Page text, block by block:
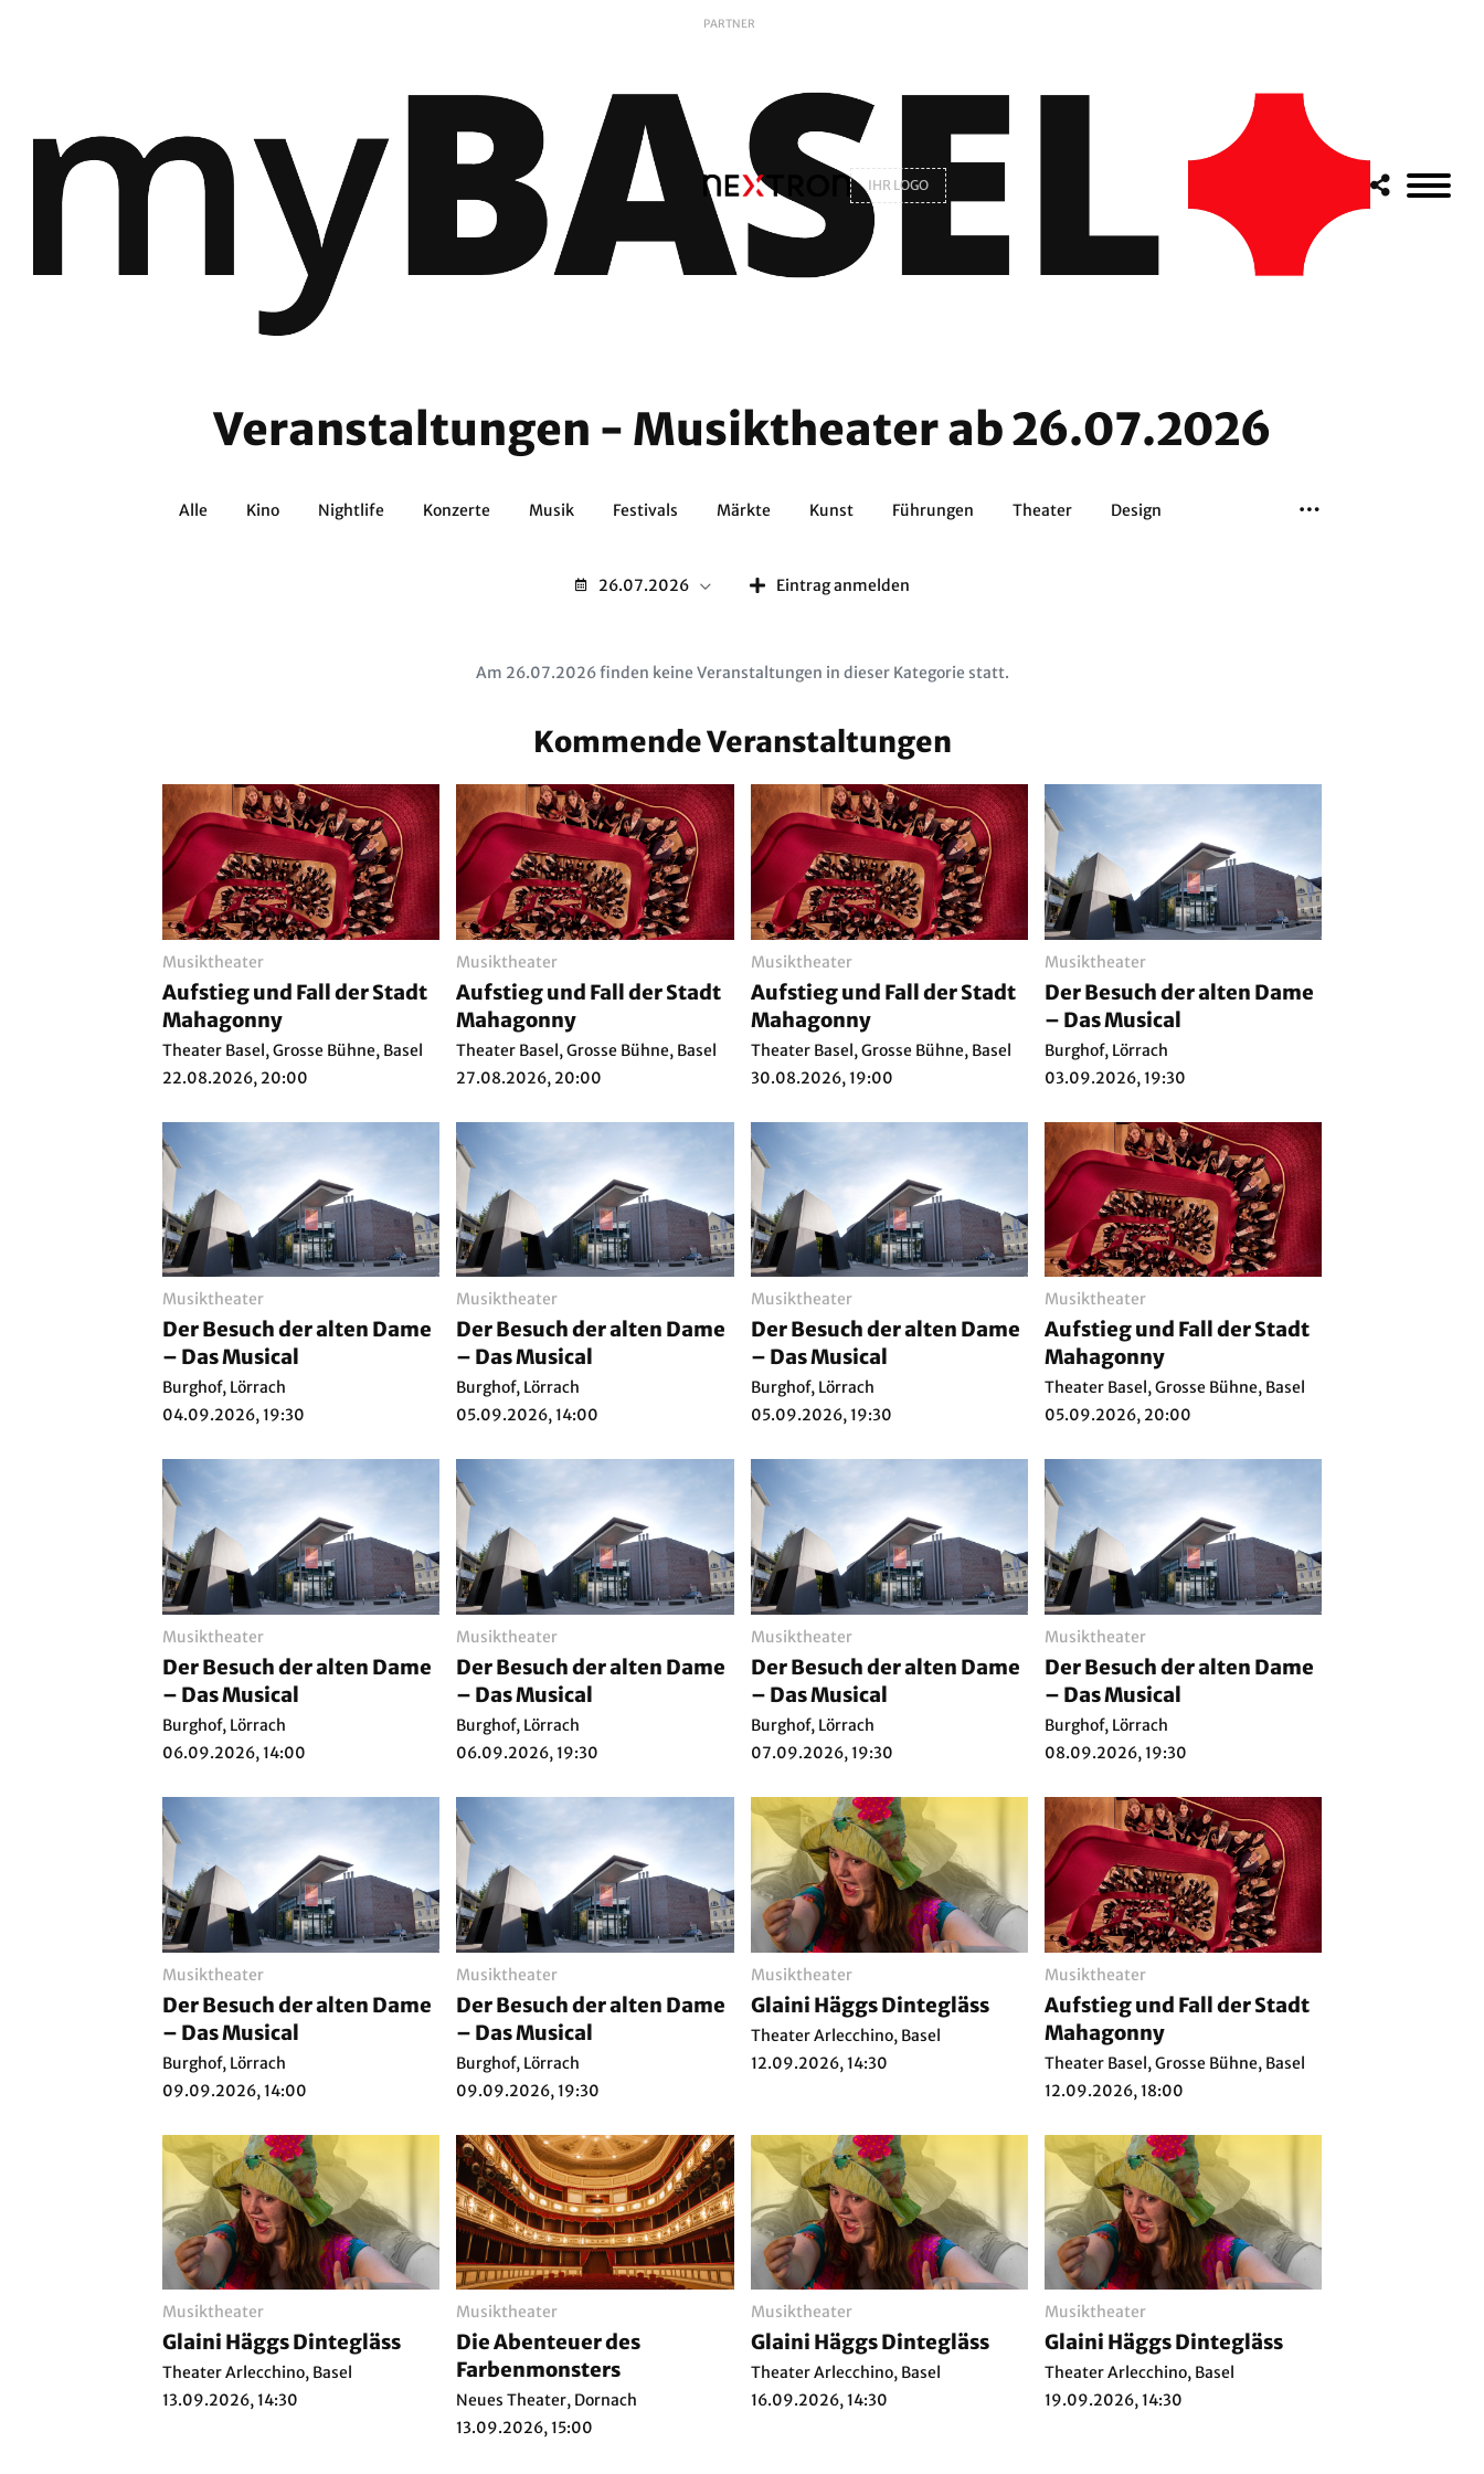
PARTNER
IHR LOGO
Veranstaltungen - Musiktheater ab 26.07.2026
Alle Kino Nightlife Konzerte Musik Festivals Märkte Kunst Führungen Theater Design
26.07.2026 Eintrag anmelden
Am 26.07.2026 finden keine Veranstaltungen in dieser Kategorie statt.
Kommende Veranstaltungen
Musiktheater
Aufstieg und Fall der Stadt
Mahagonny
Theater Basel, Grosse Bühne, Basel
22.08.2026, 20:00
Musiktheater
Aufstieg und Fall der Stadt
Mahagonny
Theater Basel, Grosse Bühne, Basel
27.08.2026, 20:00
Musiktheater
Aufstieg und Fall der Stadt
Mahagonny
Theater Basel, Grosse Bühne, Basel
30.08.2026, 19:00
Musiktheater
Der Besuch der alten Dame
– Das Musical
Burghof, Lörrach
03.09.2026, 19:30
Musiktheater
Der Besuch der alten Dame
– Das Musical
Burghof, Lörrach
04.09.2026, 19:30
Musiktheater
Der Besuch der alten Dame
– Das Musical
Burghof, Lörrach
05.09.2026, 14:00
Musiktheater
Der Besuch der alten Dame
– Das Musical
Burghof, Lörrach
05.09.2026, 19:30
Musiktheater
Aufstieg und Fall der Stadt
Mahagonny
Theater Basel, Grosse Bühne, Basel
05.09.2026, 20:00
Musiktheater
Der Besuch der alten Dame
– Das Musical
Burghof, Lörrach
06.09.2026, 14:00
Musiktheater
Der Besuch der alten Dame
– Das Musical
Burghof, Lörrach
06.09.2026, 19:30
Musiktheater
Der Besuch der alten Dame
– Das Musical
Burghof, Lörrach
07.09.2026, 19:30
Musiktheater
Der Besuch der alten Dame
– Das Musical
Burghof, Lörrach
08.09.2026, 19:30
Musiktheater
Der Besuch der alten Dame
– Das Musical
Burghof, Lörrach
09.09.2026, 14:00
Musiktheater
Der Besuch der alten Dame
– Das Musical
Burghof, Lörrach
09.09.2026, 19:30
Musiktheater
Glaini Häggs Dintegläss
Theater Arlecchino, Basel
12.09.2026, 14:30
Musiktheater
Aufstieg und Fall der Stadt
Mahagonny
Theater Basel, Grosse Bühne, Basel
12.09.2026, 18:00
Musiktheater
Glaini Häggs Dintegläss
Theater Arlecchino, Basel
13.09.2026, 14:30
Musiktheater
Die Abenteuer des
Farbenmonsters
Neues Theater, Dornach
13.09.2026, 15:00
Musiktheater
Glaini Häggs Dintegläss
Theater Arlecchino, Basel
16.09.2026, 14:30
Musiktheater
Glaini Häggs Dintegläss
Theater Arlecchino, Basel
19.09.2026, 14:30